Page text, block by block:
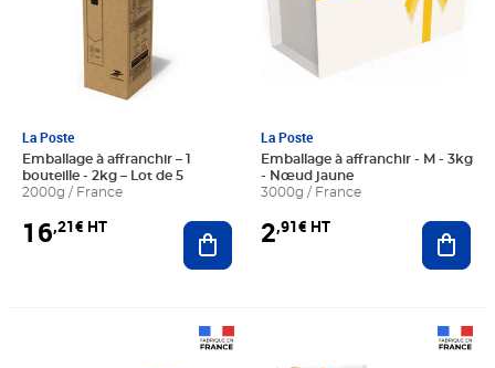
La Poste
Emballage à affranchir – 1
bouteille - 2kg – Lot de 5
2000g / France
16,21€ HT Ajouter au panier
La Poste
Emballage à affranchir - M - 3kg
- Nœud jaune
3000g / France
2,91€ HT